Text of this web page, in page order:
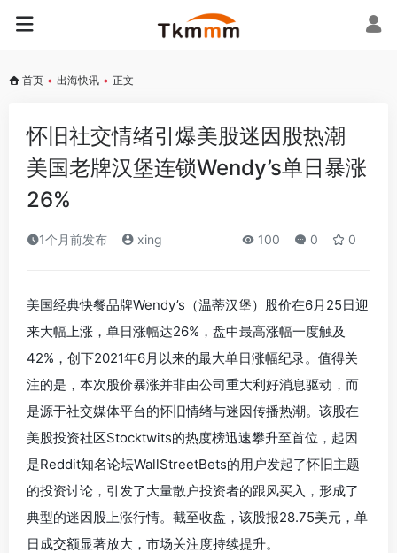
首页 • 出海快讯 • 正文
怀旧社交情绪引爆美股迷因股热潮
美国老牌汉堡连锁Wendy’s单日暴涨
26%
1个月前发布 xing 100 0 0
美国经典快餐品牌Wendy’s（温蒂汉堡）股价在6月25日迎
来大幅上涨，单日涨幅达26%，盘中最高涨幅一度触及
42%，创下2021年6月以来的最大单日涨幅纪录。值得关
注的是，本次股价暴涨并非由公司重大利好消息驱动，而
是源于社交媒体平台的怀旧情绪与迷因传播热潮。该股在
美股投资社区Stocktwits的热度榜迅速攀升至首位，起因
是Reddit知名论坛WallStreetBets的用户发起了怀旧主题
的投资讨论，引发了大量散户投资者的跟风买入，形成了
典型的迷因股上涨行情。截至收盘，该股报28.75美元，单
日成交额显著放大，市场关注度持续提升。